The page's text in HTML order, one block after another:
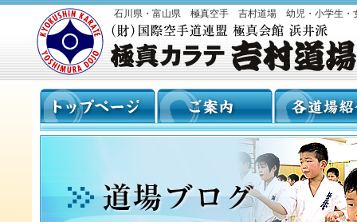
石川県・富山県 極真空手 吉村道場 幼児・小学生・